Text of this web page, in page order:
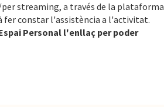
streaming, a través de la plataforma
fer constar l'assistència a l'activitat.
Personal l'enllaç per poder